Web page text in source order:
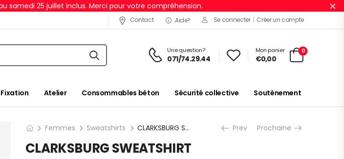
samedi 25 juillet inclus. Merci pour votre compréhension.
Contact Aide? Se connecter | Créer un compte
Une question?
071/74.29.44
Mon panier
€0,00
0
Atelier Consommables béton Sécurité collective Soutènement
Femmes Sweatshirts CLARKSBURG SWEATSHIRT Prev Prochaine
CLARKSBURG SWEATSHIRT